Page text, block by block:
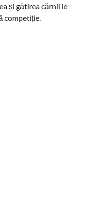
și gătirea cărnii le
competiție.